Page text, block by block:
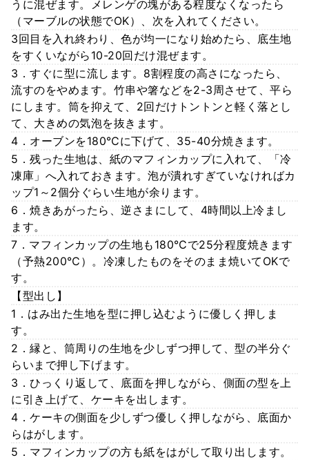
うに混ぜます。メレンゲの塊がある程度なくなったら
（マーブルの状態でOK）、次を入れてください。
3回目を入れ終わり、色が均一になり始めたら、底生地
をすくいながら10-20回だけ混ぜます。
3．すぐに型に流します。8割程度の高さになったら、
流すのをやめます。竹串や箸などを2-3周させて、平ら
にします。筒を抑えて、2回だけトントンと軽く落とし
て、大きめの気泡を抜きます。
4．オーブンを180℃に下げて、35-40分焼きます。
5．残った生地は、紙のマフィンカップに入れて、「冷
凍庫」へ入れておきます。泡が潰れすぎていなければカ
ップ1～2個分ぐらい生地が余ります。
6．焼きあがったら、逆さまにして、4時間以上冷まし
ます。
7．マフィンカップの生地も180℃で25分程度焼きます
（予熱200℃）。冷凍したものをそのまま焼いてOKで
す。
【型出し】
1．はみ出た生地を型に押し込むように優しく押しま
す。
2．縁と、筒周りの生地を少しずつ押して、型の半分ぐ
らいまで押し下げます。
3．ひっくり返して、底面を押しながら、側面の型を上
に引き上げて、ケーキを出します。
4．ケーキの側面を少しずつ優しく押しながら、底面か
らはがします。
5．マフィンカップの方も紙をはがして取り出します。